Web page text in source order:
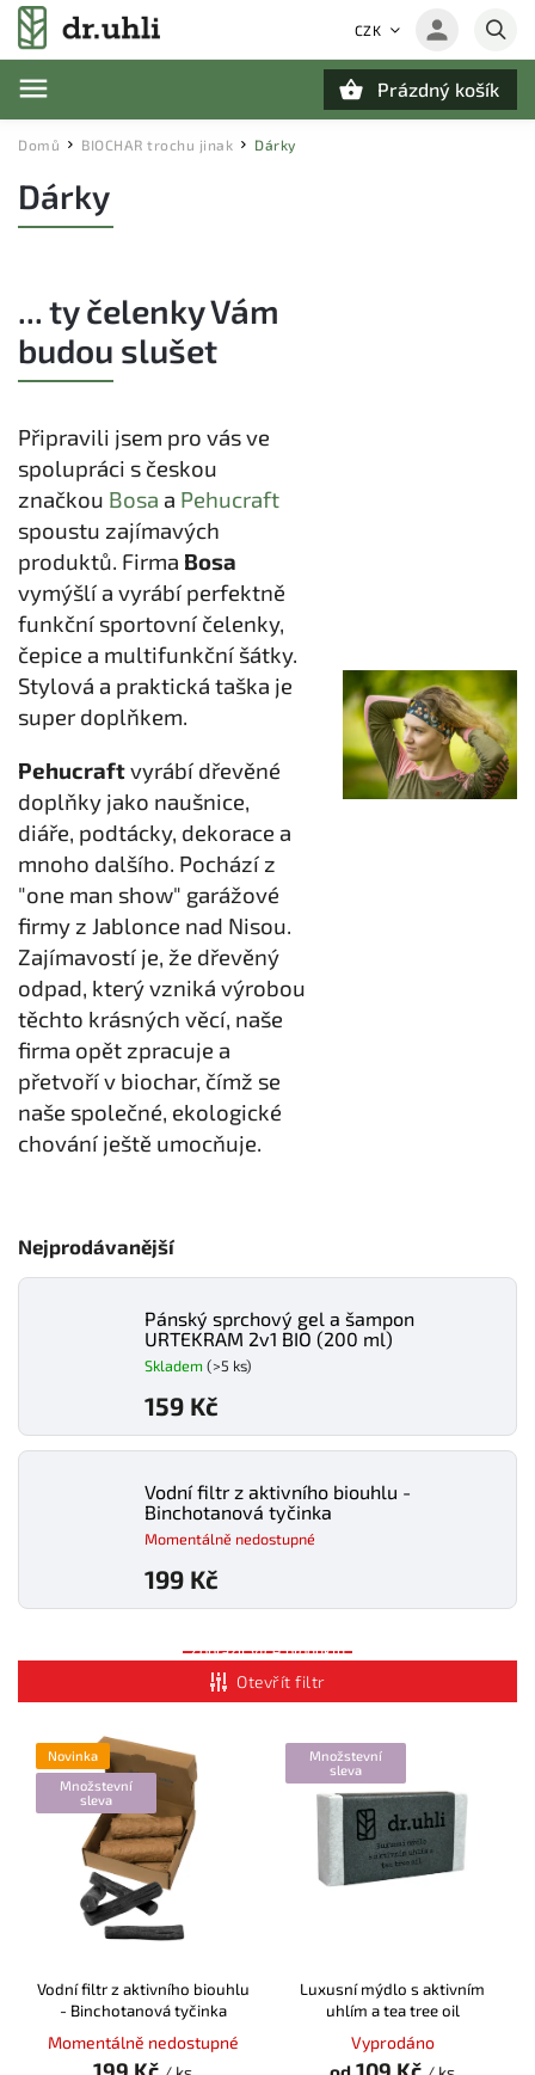
CZK
Prázdný košík
Domů / BIOCHAR trochu jinak / Dárky
Dárky
... ty čelenky Vám
budou slušet
Připravili jsem pro vás ve
spolupráci s českou
značkou Bosa a Pehucraft
spoustu zajímavých
produktů. Firma Bosa
vymýšlí a vyrábí perfektně
funkční sportovní čelenky,
čepice a multifunkční šátky.
Stylová a praktická taška je
super doplňkem.
Pehucraftvyrábí dřevěné
doplňky jako naušnice,
diáře, podtácky, dekorace a
mnoho dalšího. Pochází z
"one man show" garážové
firmy z Jablonce nad Nisou.
Zajímavostí je, že dřevěný
odpad, který vzniká výrobou
těchto krásných věcí, naše
firma opět zpracuje a
přetvoří v biochar, čímž se
naše společné, ekologické
chování ještě umocňuje.
Nejprodávanější
Pánský sprchový gel a šampon
URTEKRAM 2v1 BIO (200 ml)
Skladem(>5 ks)
159 Kč
Vodní filtr z aktivního biouhlu -
Binchotanová tyčinka
Momentálně nedostupné
199 Kč
Zobrazit více produktů
Otevřít filtr
Novinka
Množstevní
sleva
Vodní filtr z aktivního biouhlu
- Binchotanová tyčinka
Momentálně nedostupné
Množstevní
sleva
Luxusní mýdlo s aktivním
uhlím a tea tree oil
Vyprodáno